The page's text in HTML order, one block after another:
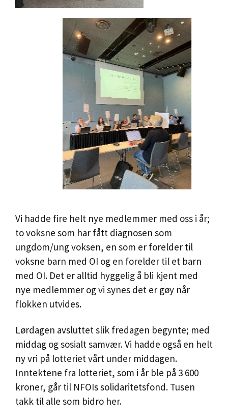
Vi hadde fire helt nye medlemmer med oss i år;
to voksne som har fått diagnosen som
ungdom/ung voksen, en som er forelder til
voksne barn med OI og en forelder til et barn
med OI. Det er alltid hyggelig å bli kjent med
nye medlemmer og vi synes det er gøy når
flokken utvides.
Lørdagen avsluttet slik fredagen begynte; med
middag og sosialt samvær. Vi hadde også en helt
ny vri på lotteriet vårt under middagen.
Inntektene fra lotteriet, som i år ble på 3 600
kroner, går til NFOIs solidaritetsfond. Tusen
takk til alle som bidro her.